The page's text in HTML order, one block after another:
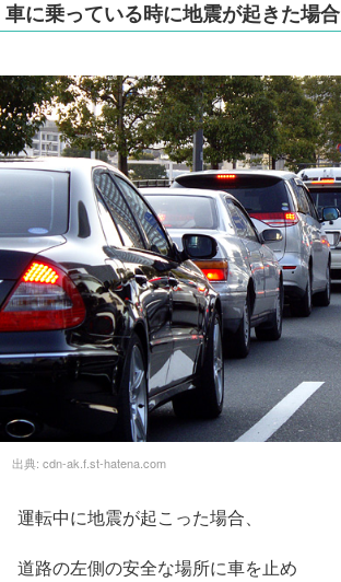
車に乗っている時に地震が起きた場合
出典: cdn-ak.f.st-hatena.com
運転中に地震が起こった場合、
道路の左側の安全な場所に車を止め